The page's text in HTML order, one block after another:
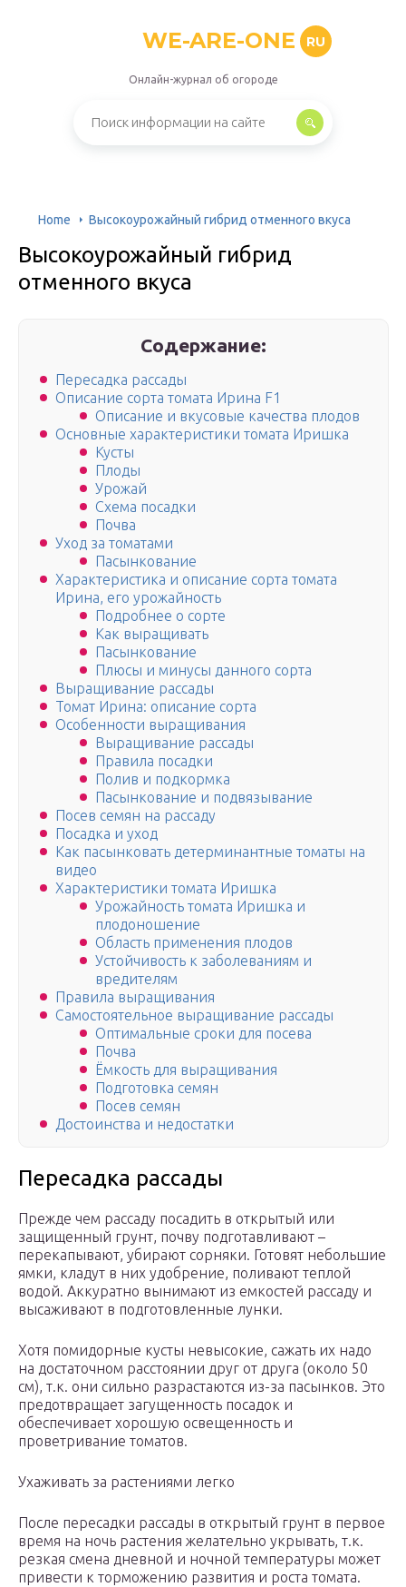
WE-ARE-ONE RU
Онлайн-журнал об огороде
Home Высокоурожайный гибрид отменного вкуса
Высокоурожайный гибрид
отменного вкуса
Содержание:
Пересадка рассады
Описание сорта томата Ирина F1
Описание и вкусовые качества плодов
Основные характеристики томата Иришка
Кусты
Плоды
Урожай
Схема посадки
Почва
Уход за томатами
Пасынкование
Характеристика и описание сорта томата
Ирина, его урожайность
Подробнее о сорте
Как выращивать
Пасынкование
Плюсы и минусы данного сорта
Выращивание рассады
Томат Ирина: описание сорта
Особенности выращивания
Выращивание рассады
Правила посадки
Полив и подкормка
Пасынкование и подвязывание
Посев семян на рассаду
Посадка и уход
Как пасынковать детерминантные томаты на
видео
Характеристики томата Иришка
Урожайность томата Иришка и
плодоношение
Область применения плодов
Устойчивость к заболеваниям и
вредителям
Правила выращивания
Самостоятельное выращивание рассады
Оптимальные сроки для посева
Почва
Ёмкость для выращивания
Подготовка семян
Посев семян
Достоинства и недостатки
Пересадка рассады
Прежде чем рассаду посадить в открытый или
защищенный грунт, почву подготавливают –
перекапывают, убирают сорняки. Готовят небольшие
ямки, кладут в них удобрение, поливают теплой
водой. Аккуратно вынимают из емкостей рассаду и
высаживают в подготовленные лунки.
Хотя помидорные кусты невысокие, сажать их надо
на достаточном расстоянии друг от друга (около 50
см), т.к. они сильно разрастаются из-за пасынков. Это
предотвращает загущенность посадок и
обеспечивает хорошую освещенность и
проветривание томатов.
Ухаживать за растениями легко
После пересадки рассады в открытый грунт в первое
время на ночь растения желательно укрывать, т.к.
резкая смена дневной и ночной температуры может
привести к торможению развития и роста томата.